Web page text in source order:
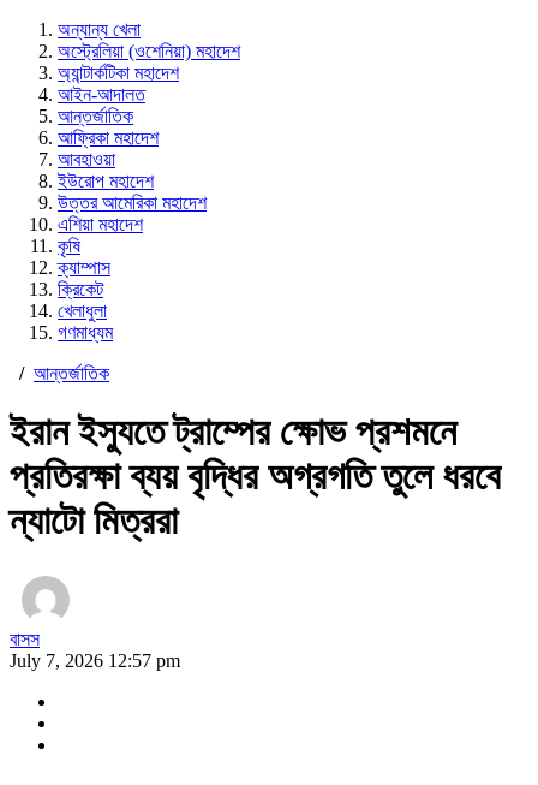
অন্যান্য খেলা
অস্ট্রেলিয়া (ওশেনিয়া) মহাদেশ
অ্যান্টার্কটিকা মহাদেশ
আইন-আদালত
আন্তর্জাতিক
আফ্রিকা মহাদেশ
আবহাওয়া
ইউরোপ মহাদেশ
উত্তর আমেরিকা মহাদেশ
এশিয়া মহাদেশ
কৃষি
ক্যাম্পাস
ক্রিকেট
খেলাধুলা
গণমাধ্যম
/ আন্তর্জাতিক
ইরান ইস্যুতে ট্রাম্পের ক্ষোভ প্রশমনে
প্রতিরক্ষা ব্যয় বৃদ্ধির অগ্রগতি তুলে ধরবে
ন্যাটো মিত্ররা
বাসস
July 7, 2026 12:57 pm